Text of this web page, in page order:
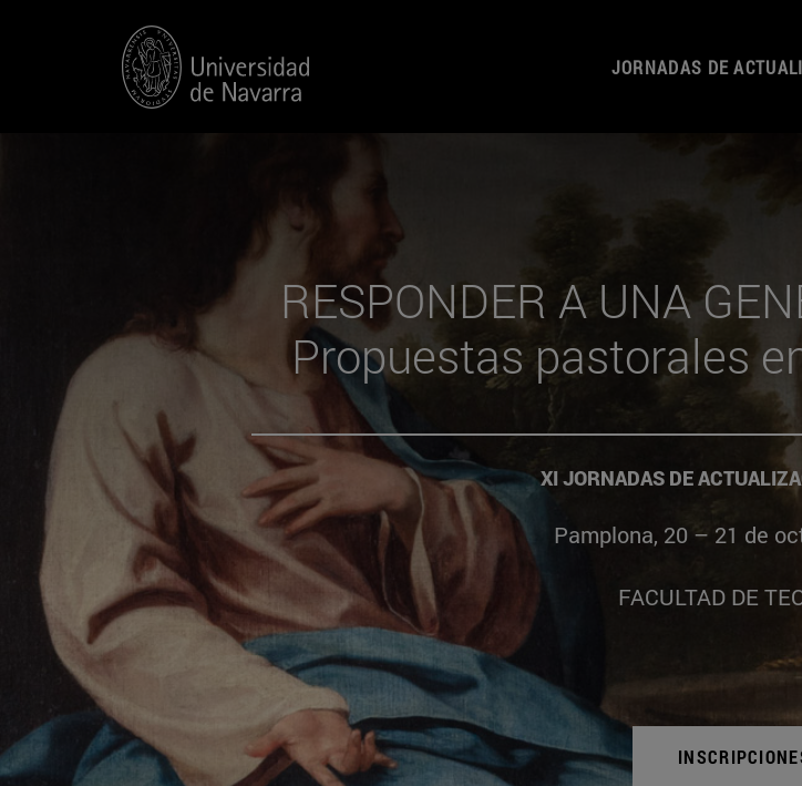
JORNADAS DE
RESPONDER A UNA
Propuestas pastorales
XI JORNADAS DE
Pamplona, 20 – 21 de
FACULTAD DE